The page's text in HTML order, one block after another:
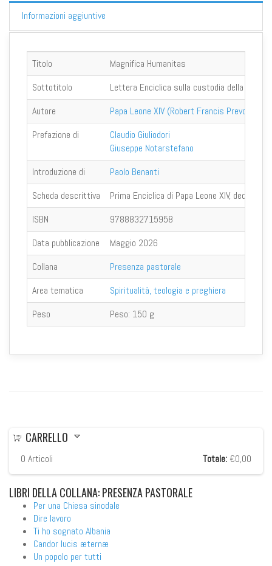
Informazioni aggiuntive
Titolo
Magnifica Humanitas
Sottotitolo
Lettera Enciclica sulla custodia della
Autore
Papa Leone XIV (Robert Francis Prevost)
Prefazione di
Claudio Giuliodori
Giuseppe Notarstefano
Introduzione di
Paolo Benanti
Scheda descrittiva
Prima Enciclica di Papa Leone XIV,
ISBN
9788832715958
Data pubblicazione
Maggio 2026
Collana
Presenza pastorale
Area tematica
Spiritualità, teologia e preghiera
Peso
Peso: 150 g
CARRELLO
0 Articoli Totale: €0,00
LIBRI DELLA COLLANA: PRESENZA PASTORALE
Per una Chiesa sinodale
Dire lavoro
Ti ho sognato Albania
Candor lucis æternæ
Un popolo per tutti